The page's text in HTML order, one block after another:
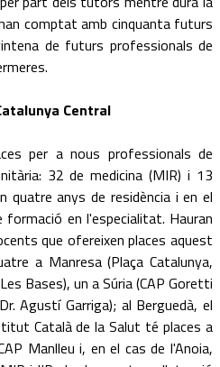
comptat amb cinquanta futurs
de futurs professionals de
Central
per a nous professionals de
32 de medicina (MIR) i 13
quatre anys de residència i en el
en l'especialitat. Hauran
que ofereixen places aquest
a Manresa (Plaça Catalunya,
Bases), un a Súria (CAP Goretti
Agustí Garriga); al Berguedà, el
Català de la Salut té places a
Manlleu i, en el cas de l'Anoia,